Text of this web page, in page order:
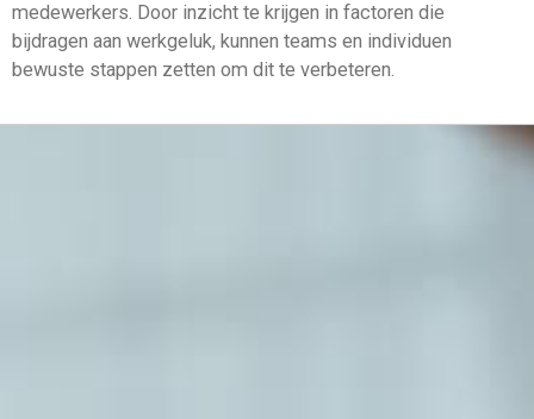
medewerkers. Door inzicht te krijgen in factoren die
bijdragen aan werkgeluk, kunnen teams en individuen
bewuste stappen zetten om dit te verbeteren.